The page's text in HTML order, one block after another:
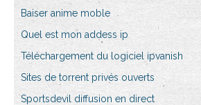
Baiser anime moble
Quel est mon addess ip
Téléchargement du logiciel ipvanish
Sites de torrent privés ouverts
Sportsdevil diffusion en direct